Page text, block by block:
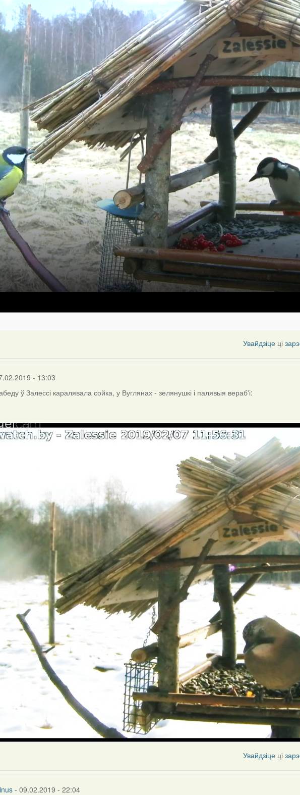
Увайдзіце ці
- 13:03
ў Залессі каралявала сойка, у Вуглянах - зелянушкі і палявыя вераб'і:
Увайдзіце ці
- 09.02.2019 - 22:04